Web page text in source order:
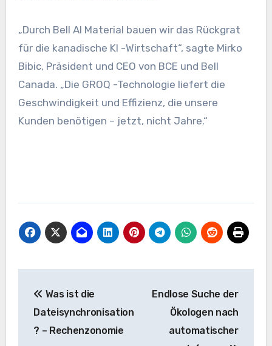
„Durch Bell AI Material bauen wir das Rückgrat
für die kanadische KI -Wirtschaft“, sagte Mirko
Bibic, Präsident und CEO von BCE und Bell
Canada. „Die GROQ -Technologie liefert die
Geschwindigkeit und Effizienz, die unsere
Kunden benötigen – jetzt, nicht Jahre.“
Navigation
Was ist die
Dateisynchronisation
? – Rechenzonomie
Endlose Suche der
Ökologen nach
automatischer